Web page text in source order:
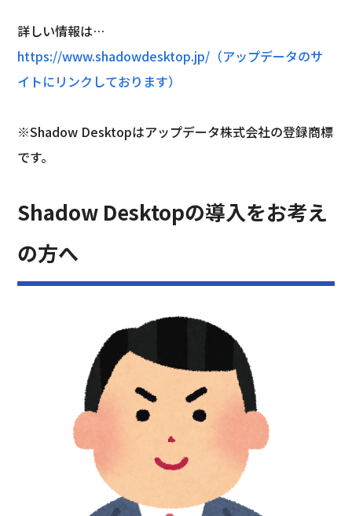
詳しい情報は…
https://www.shadowdesktop.jp/（アップデータのサ
イトにリンクしております）
※Shadow Desktopはアップデータ株式会社の登録商標
です。
Shadow Desktopの導入をお考え
の方へ